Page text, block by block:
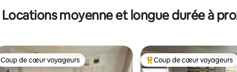
Locations moyenne et longue durée à
Coup de cœur voyageurs
Coup de cœur voyageurs Coups de cœur voyageurs
Coup de cœur voyageurs